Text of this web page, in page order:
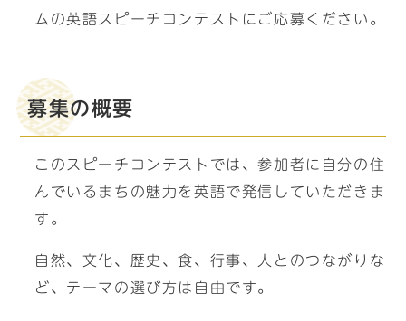
ムの英語スピーチコンテストにご応募ください。
募集の概要
このスピーチコンテストでは、参加者に自分の住
んでいるまちの魅力を英語で発信していただきま
す。
自然、文化、歴史、食、行事、人とのつながりな
ど、テーマの選び方は自由です。